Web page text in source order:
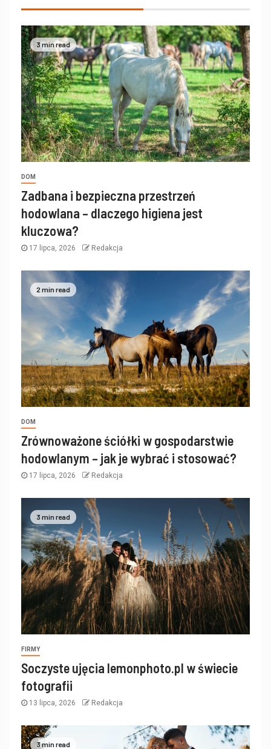
3 min read
DOM
Zadbana i bezpieczna przestrzeń
hodowlana – dlaczego higiena jest
kluczowa?
17 lipca, 2026 Redakcja
2 min read
DOM
Zrównoważone ściółki w gospodarstwie
hodowlanym – jak je wybrać i stosować?
17 lipca, 2026 Redakcja
3 min read
FIRMY
Soczyste ujęcia lemonphoto.pl w świecie
fotografii
13 lipca, 2026 Redakcja
3 min read